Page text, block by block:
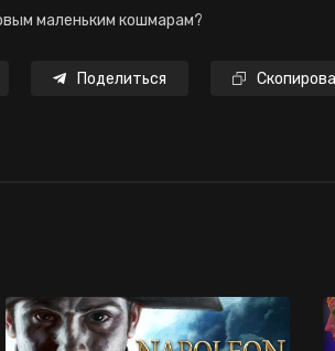
маленьким кошмарам?
Поделиться